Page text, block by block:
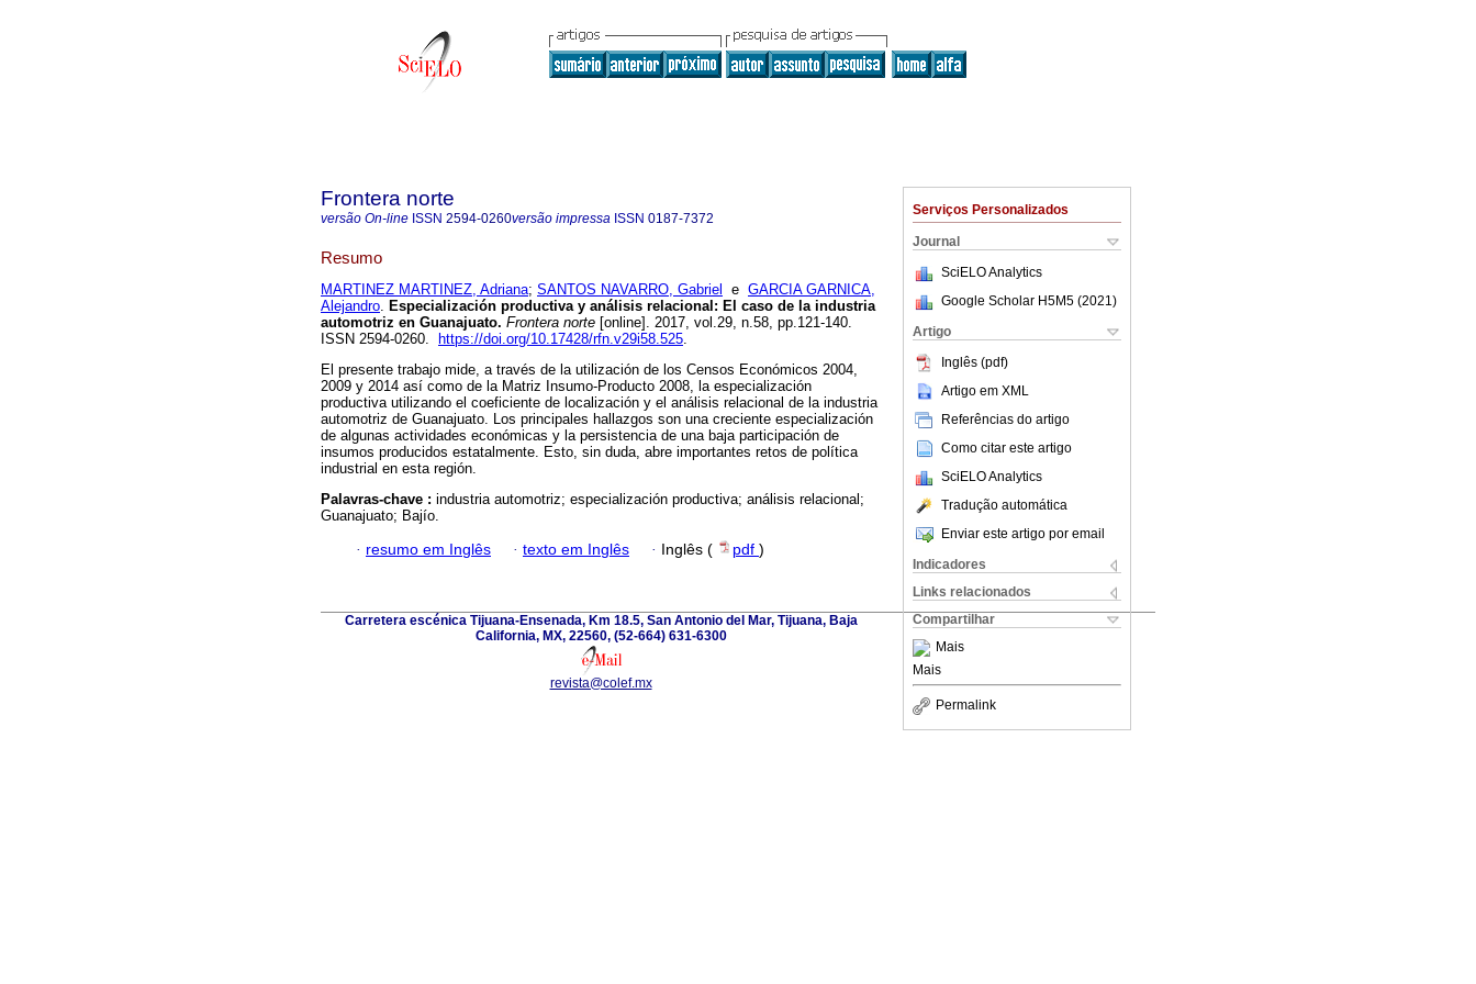
Serviços Personalizados
Journal
SciELO Analytics
Google Scholar H5M5 (2021 )
Artigo
Inglês (pdf)
Artigo em XML
Referências do artigo
Como citar este artigo
SciELO Analytics
Tradução automática
Enviar este artigo por email
Indicadores
Links relacionados
Compartilhar
Mais
Mais
Permalink
Frontera norte
versão On-line ISSN 2594-0260versão impressa ISSN 0187-7372
Resumo
MARTINEZ MARTINEZ, Adriana; SANTOS NAVARRO, Gabriel e GARCIA GARNICA,
Alejandro. Especialización productiva y análisis relacional: El caso de la industria
automotriz en Guanajuato. Frontera norte [online]. 2017, vol.29, n.58, pp.121-140.
ISSN 2594-0260.
https://doi.org/10.17428/rfn.v29i58.525.
El presente trabajo mide, a través de la utilización de los Censos Económicos 2004,
2009 y 2014 así como de la Matriz Insumo-Producto 2008, la especialización
productiva utilizando el coeficiente de localización y el análisis relacional de la industria
automotriz de Guanajuato. Los principales hallazgos son una creciente especialización
de algunas actividades económicas y la persistencia de una baja participación de
insumos producidos estatalmente. Esto, sin duda, abre importantes retos de política
industrial en esta región.
Palavras-chave : industria automotriz; especialización productiva; análisis relacional;
Guanajuato; Bajío.
· resumo em Inglês · texto em Inglês · Inglês ( pdf )
Carretera escénica Tijuana-Ensenada, Km 18.5, San Antonio del Mar, Tijuana, Baja
California, MX, 22560, (52-664) 631-6300
revista@colef.mx